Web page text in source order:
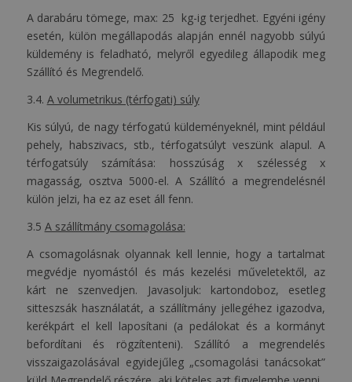
A darabáru tömege, max: 25 kg-ig terjedhet. Egyéni igény
esetén, külön megállapodás alapján ennél nagyobb súlyú
küldemény is feladható, melyről egyedileg állapodik meg
Szállító és Megrendelő.
3.4. A volumetrikus (térfogati) súly
Kis súlyú, de nagy térfogatú küldeményeknél, mint például
pehely, habszivacs, stb., térfogatsúlyt veszünk alapul. A
térfogatsúly számítása: hosszúság x szélesség x
magasság, osztva 5000-el. A Szállító a megrendelésnél
külön jelzi, ha ez az eset áll fenn.
3.5 A szállítmány csomagolása:
A csomagolásnak olyannak kell lennie, hogy a tartalmat
megvédje nyomástól és más kezelési műveletektől, az
kárt ne szenvedjen. Javasoljuk: kartondoboz, esetleg
sitteszsák használatát, a szállítmány jellegéhez igazodva,
kerékpárt el kell laposítani (a pedálokat és a kormányt
befordítani és rögzítenteni). Szállító a megrendelés
visszaigazolásával egyidejűleg „csomagolási tanácsokat”